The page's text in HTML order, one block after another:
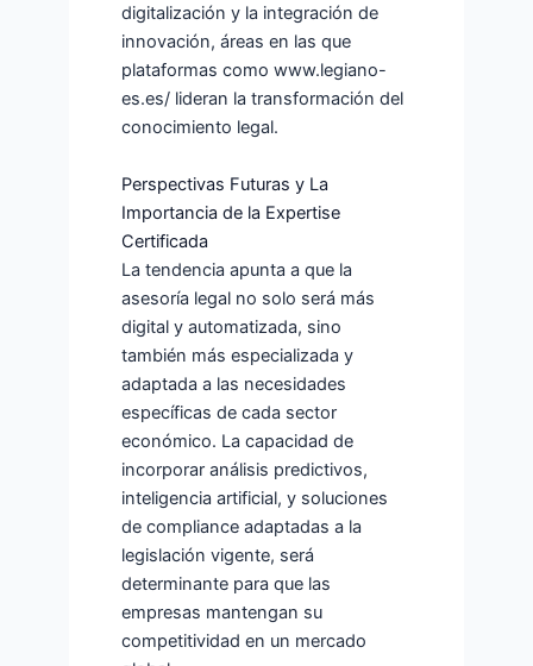
digitalización y la integración de
innovación, áreas en las que
plataformas como www.legiano-
es.es/ lideran la transformación del
conocimiento legal.
Perspectivas Futuras y La
Importancia de la Expertise
Certificada
La tendencia apunta a que la
asesoría legal no solo será más
digital y automatizada, sino
también más especializada y
adaptada a las necesidades
específicas de cada sector
económico. La capacidad de
incorporar análisis predictivos,
inteligencia artificial, y soluciones
de compliance adaptadas a la
legislación vigente, será
determinante para que las
empresas mantengan su
competitividad en un mercado